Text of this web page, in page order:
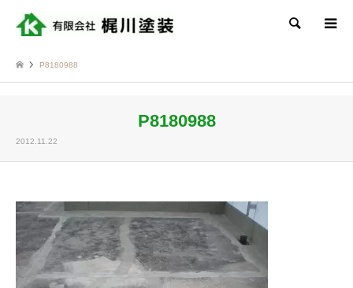
検索
P8180988
P8180988
2012.11.22